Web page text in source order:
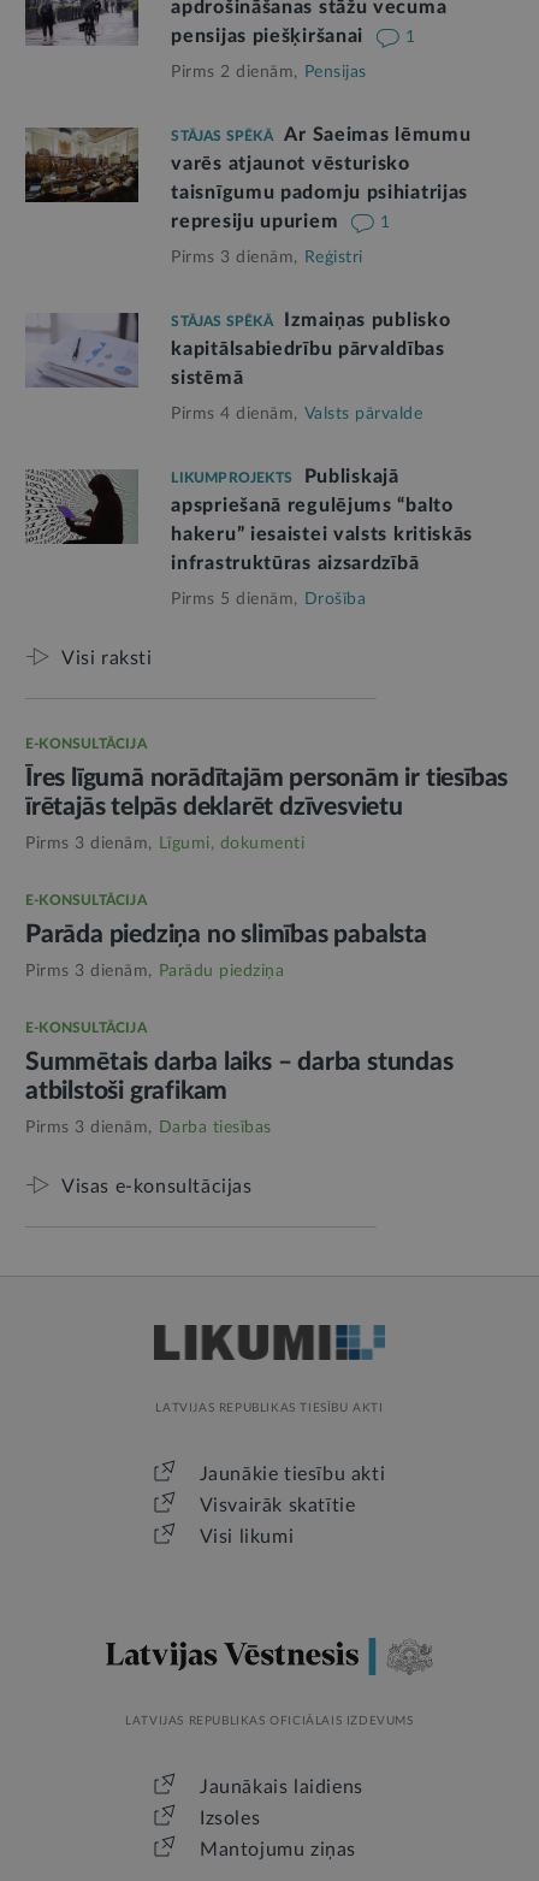
apdrošināšanas stāžu vecuma
pensijas piešķiršanai
1
Pirms 2 dienām, Pensijas
STĀJAS SPĒKĀ
Ar Saeimas lēmumu
varēs atjaunot vēsturisko
taisnīgumu padomju psihiatrijas
represiju upuriem
1
Pirms 3 dienām, Reģistri
STĀJAS SPĒKĀ
Izmaiņas publisko
kapitālsabiedrību pārvaldības
sistēmā
Pirms 4 dienām, Valsts pārvalde
LIKUMPROJEKTS
Publiskajā
apspriešanā regulējums “balto
hakeru” iesaistei valsts kritiskās
infrastruktūras aizsardzībā
Pirms 5 dienām, Drošība
Visi raksti
E-KONSULTĀCIJA
Īres līgumā norādītajām personām ir tiesības
īrētajās telpās deklarēt dzīvesvietu
Pirms 3 dienām, Līgumi, dokumenti
E-KONSULTĀCIJA
Parāda piedziņa no slimības pabalsta
Pirms 3 dienām, Parādu piedziņa
E-KONSULTĀCIJA
Summētais darba laiks – darba stundas
atbilstoši grafikam
Pirms 3 dienām, Darba tiesības
Visas e-konsultācijas
LATVIJAS REPUBLIKAS TIESĪBU AKTI
Jaunākie tiesību akti
Visvairāk skatītie
Visi likumi
LATVIJAS REPUBLIKAS OFICIĀLAIS IZDEVUMS
Jaunākais laidiens
Izsoles
Mantojumu ziņas